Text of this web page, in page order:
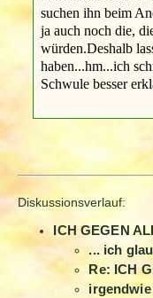
suchen ihn beim
ja auch noch die,
würden.Deshalb
haben...hm...ich
Schwule besser
Diskussionsverlauf:
ICH GEGEN
... ich
Re: ICH